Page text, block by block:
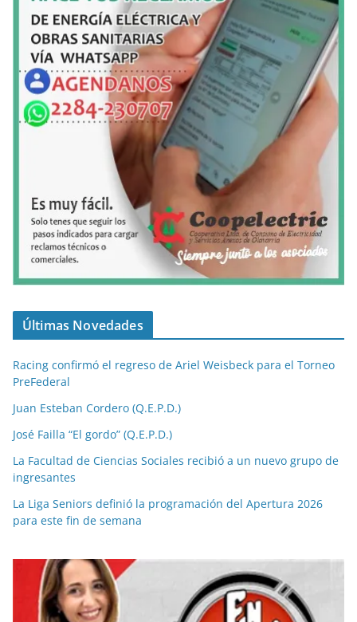
Últimas Novedades
Racing confirmó el regreso de Ariel Weisbeck para el Torneo
PreFederal
Juan Esteban Cordero (Q.E.P.D.)
José Failla “El gordo” (Q.E.P.D.)
La Facultad de Ciencias Sociales recibió a un nuevo grupo de
ingresantes
La Liga Seniors definió la programación del Apertura 2026
para este fin de semana